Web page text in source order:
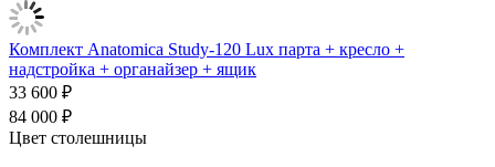
Комплект Anatomica Study-120 Lux парта + кресло +
надстройка + органайзер + ящик
33 600 ₽
84 000 ₽
Цвет столешницы